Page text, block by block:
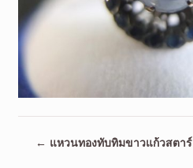
← แหวนทองทับทิมขาวแก้วสตาร์